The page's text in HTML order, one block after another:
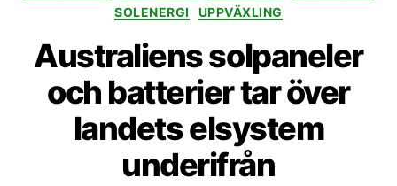
SOLENERGI
UPPVÄXLING
Australiens solpaneler
och batterier tar över
landets elsystem
underifrån